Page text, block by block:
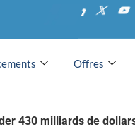
Offres
pour
430 milliards de